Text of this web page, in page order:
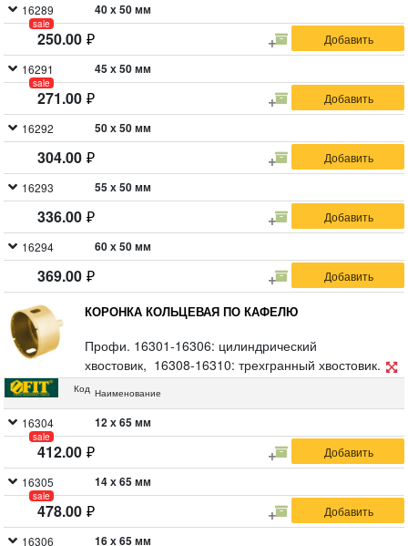
16289
sale
40 х 50 мм
250.00
16291
sale
45 х 50 мм
271.00
16292 50 х 50 мм
304.00
16293 55 х 50 мм
336.00
16294 60 х 50 мм
369.00
КОРОНКА КОЛЬЦЕВАЯ ПО КАФЕЛЮ
Профи. 16301-16306: цилиндрический
хвостовик, 16308-16310: трехгранный хвостовик.
Для вырезания круговых отверстий в керамограните,
камне, кирпиче и стекле. Влажное сверление.
Глубина пропила 35 мм. Материал:
инструментальная сталь, режущая кромка содержит
порошок из технических алмазов. Упаковка: блистер.
Код Наименование
16304
sale
12 х 65 мм
412.00
16305
sale
14 х 65 мм
478.00
16306 16 х 65 мм